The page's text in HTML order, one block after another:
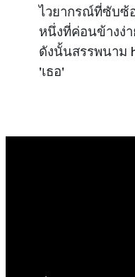
ไวยากรณ์ที่ซับซ้
หนึ่งที่ค่อนข้างง่
ดังนั้นสรรพนาม
'เธอ'